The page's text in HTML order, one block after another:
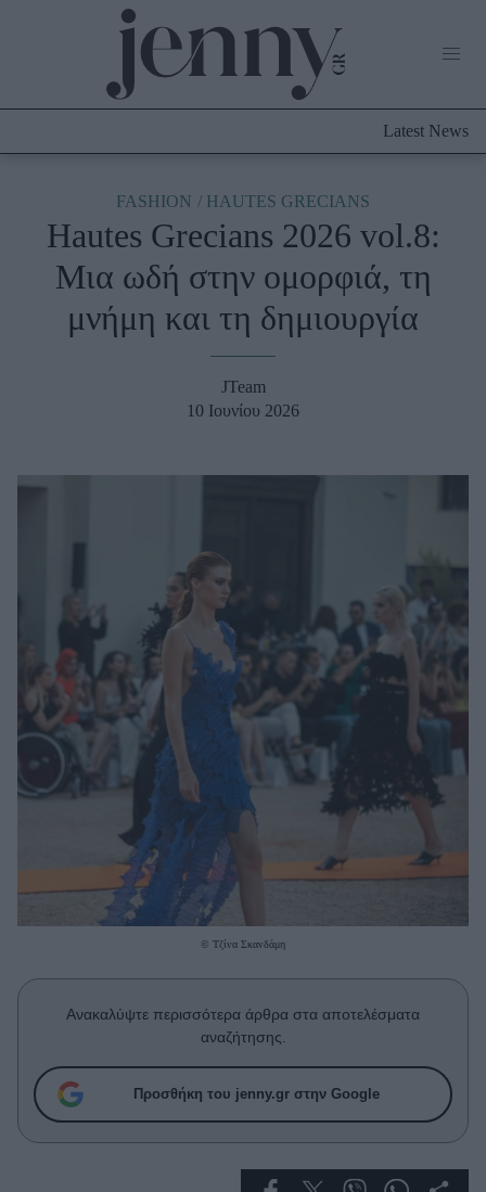
Culture
Fashion
Shopping
Styling Tips
Fashion News
Μαλλιά - Νύχια
Υγεία + Διατροφή
Σχέσεις & Σεξ
Fitness
Woman Power
Πρόσωπα
Celebrities
Συνεντεύξεις
True Stories
Ask the Guru
Success Stories
Latest News
FASHION HAUTES GRECIANS
Hautes Grecians 2026 vol.8:
Μια ωδή στην ομορφιά, τη
μνήμη και τη δημιουργία
JTeam
10 Ιουνίου 2026
© Τζίνα Σκανδάμη
Ανακαλύψτε περισσότερα άρθρα στα αποτελέσματα
αναζήτησης.
Προσθήκη του jenny.gr στην Google